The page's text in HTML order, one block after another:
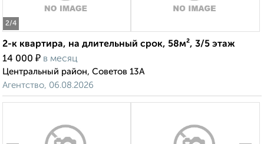
2/4
2-к квартира, на длительный срок, 58м², 3/5 этаж
14 000 ₽ в месяц
Центральный район, Советов 13А
Агентство, 06.08.2026